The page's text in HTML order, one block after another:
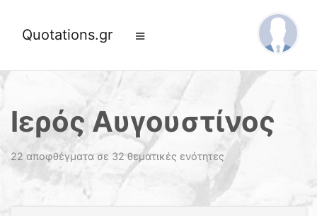
Quotations.gr
Ιερός Αυγουστίνος
22 αποφθέγματα σε 32 θεματικές ενότητες